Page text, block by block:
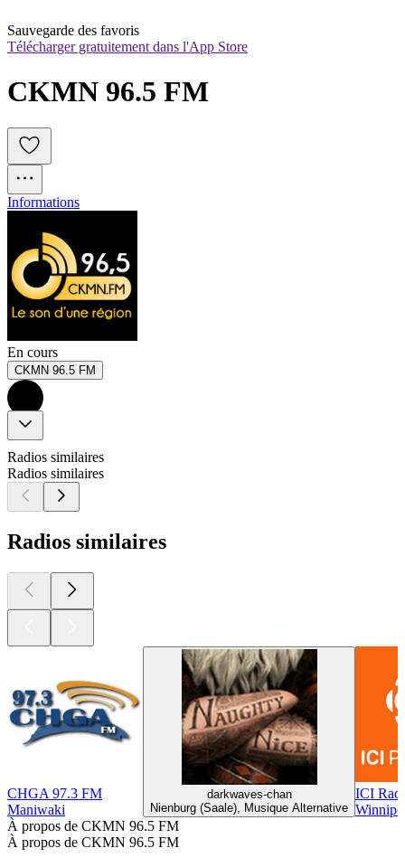
Sauvegarde des favoris
Télécharger gratuitement dans l'App Store
CKMN 96.5 FM
Informations
En cours
CKMN 96.5 FM
Radios similaires
Radios similaires
Radios similaires
CHGA 97.3 FM
Maniwaki
darkwaves-chan
Nienburg (Saale), Musique Alternative
ICI
À propos de CKMN 96.5 FM
À propos de CKMN 96.5 FM